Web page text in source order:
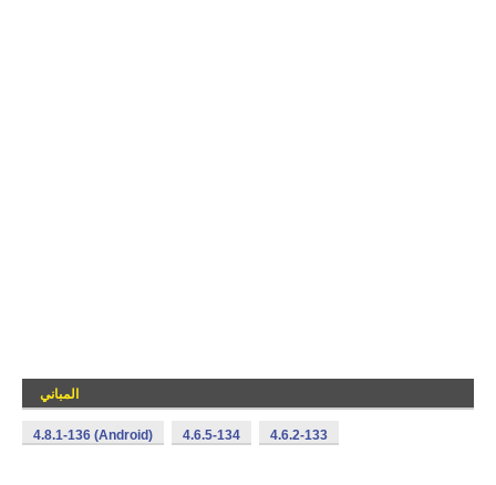
المباني
4.8.1-136 (Android) 4.6.5-134 4.6.2-133